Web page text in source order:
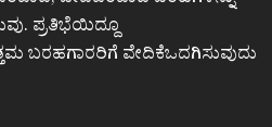
ಪ್ರತಿಭೆಯಿದ್ದೂ
ಬರಹಗಾರರಿಗೆ ವೇದಿಕೆಒದಗಿಸುವುದು